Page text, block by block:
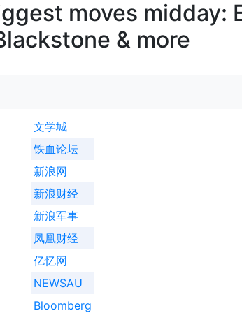
moves midday:
& more
文学城
铁血论坛
新浪网
新浪财经
新浪军事
凤凰财经
亿忆网
NEWSAU
Bloomberg